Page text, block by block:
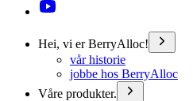
Hei, vi er BerryAlloc!
vår historie
jobbe hos BerryAlloc
Våre produkter.